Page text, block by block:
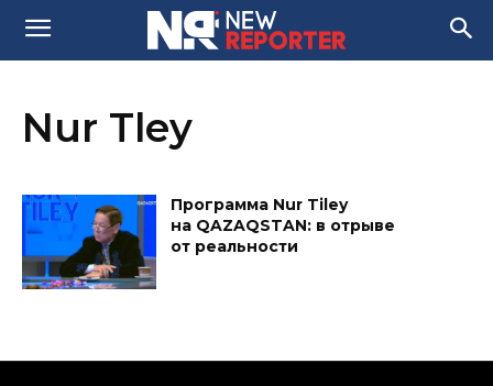
Nur Tley
Программа Nur Tiley
на QAZAQSTAN: в отрыве
от реальности